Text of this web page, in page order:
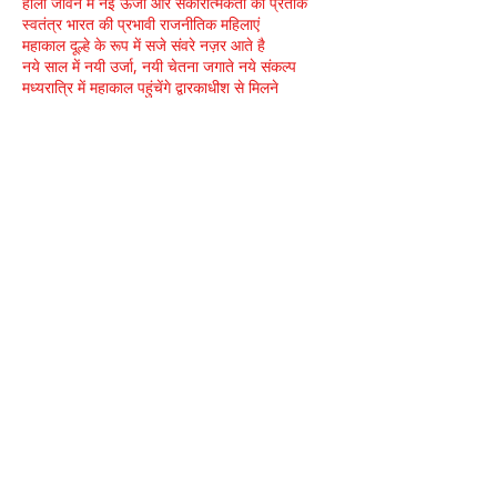
स्वतंत्र भारत की प्रभावी राजनीतिक महिलाएं
महाकाल दूल्हे के रूप में सजे संवरे नज़र आते है
नये साल में नयी उर्जा, नयी चेतना जगाते नये संकल्प
मध्यरात्रि में महाकाल पहुंचेंगे द्वारकाधीश से मिलने